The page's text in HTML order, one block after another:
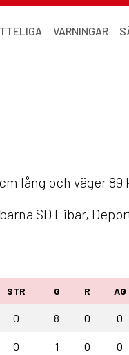
VARNINGAR
lång och väger 89
SD Eibar,
STR G R AG
0 8 0 0
0 1 0 0